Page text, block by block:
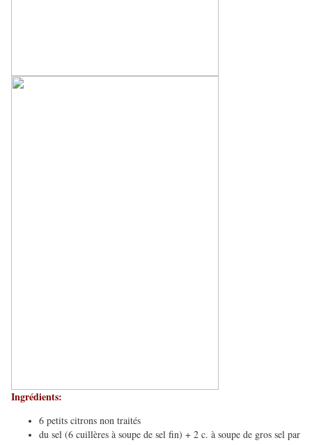
Ingrédients:
6 petits citrons non traités
du sel (6 cuillères à soupe de sel fin) + 2 c. à soupe de gros sel par